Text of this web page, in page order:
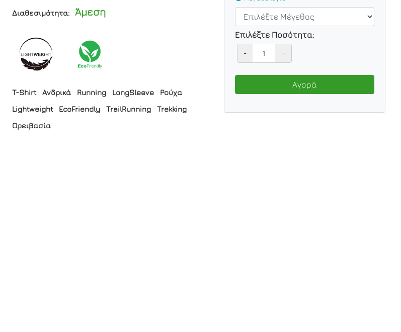
Διαθεσιμότητα: Άμεση
T-Shirt Ανδρικά Running LongSleeve
Ρούχα
Lightweight
EcoFriendly TrailRunning
Trekking
Ορειβασία
Επιλέξτε Ποσότητα:
- +
Αγορά